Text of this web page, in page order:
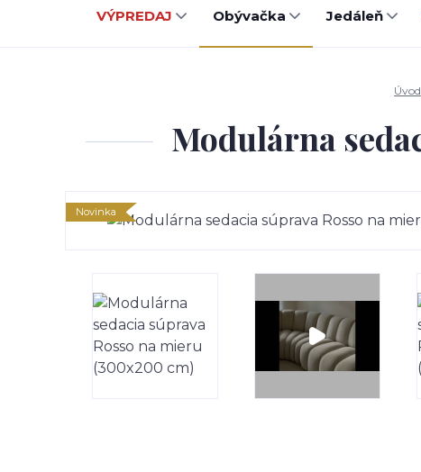
VÝPREDAJ Obývačka Jedáleň
Úvod
Modulárna
Novinka